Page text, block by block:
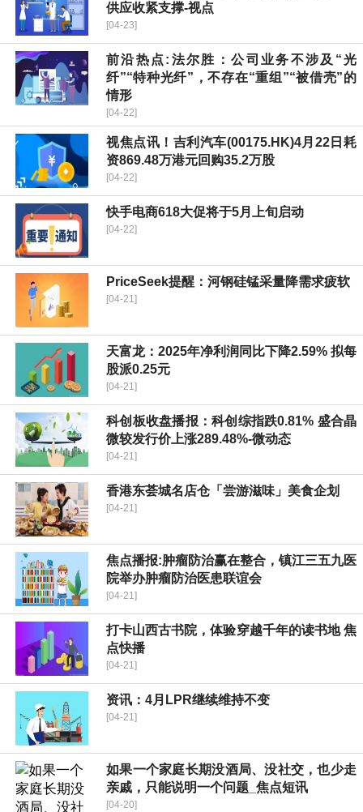
供应收紧支撑-视点
[04-23]
前沿热点:法尔胜：公司业务不涉及“光
纤”“特种光纤”，不存在“重组”“被借壳”的
情形
[04-22]
视焦点讯！吉利汽车(00175.HK)4月22日耗
资869.48万港元回购35.2万股
[04-22]
快手电商618大促将于5月上旬启动
[04-22]
PriceSeek提醒：河钢硅锰采量降需求疲软
[04-21]
天富龙：2025年净利润同比下降2.59% 拟每
股派0.25元
[04-21]
科创板收盘播报：科创综指跌0.81% 盛合晶
微较发行价上涨289.48%-微动态
[04-21]
香港东荟城名店仓「尝游滋味」美食企划
[04-21]
焦点播报:肿瘤防治赢在整合，镇江三五九医
院举办肿瘤防治医患联谊会
[04-21]
打卡山西古书院，体验穿越千年的读书地 焦
点快播
[04-21]
资讯：4月LPR继续维持不变
[04-21]
如果一个家庭长期没酒局、没社交，也少走
亲戚，只能说明一个问题_焦点短讯
[04-20]